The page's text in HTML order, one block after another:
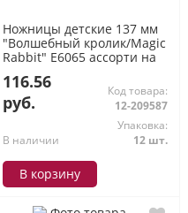
Ножницы детские 137 мм
"Волшебный кролик/Magic
Rabbit" E6065 ассорти на
116.56
руб.
Код товара:
12-209587
В наличии
Упаковка:
12 шт.
В корзину